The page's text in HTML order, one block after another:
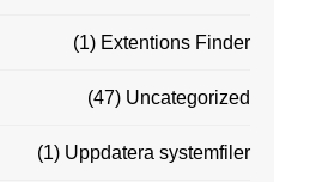
Extentions Finder
(1)
Uncategorized
(47)
Uppdatera systemfiler
(1)